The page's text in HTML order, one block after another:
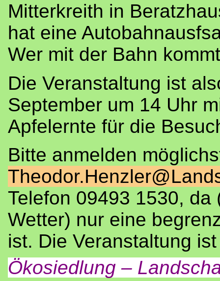
Mitterkreith in
hat eine
Wer mit der Bahn
Die Veranstaltung ist
September um 14 Uhr
Apfelernte für die
Bitte anmelden
Telefon 09493 1530,
Wetter) nur eine
ist. Die Veranstaltung
Ökosiedlung –